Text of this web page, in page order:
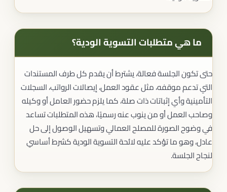
ما هي متطلبات التسوية الودية؟
حتى تكون الجلسة فعالة، يشترط أن يقدم كل طرف المستندات
التي تدعم موقفه، مثل عقود العمل، إيصالات الرواتب، السجلات
التأمينية وأي إثباتات ذات صلة، كما يلزم حضور العامل أو وكيله
وصاحب العمل أو من ينوب عنه رسميًا، هذه المتطلبات تساعد
في وضوح الصورة للمصلح العمالي وتسهيل الوصول إلى حل
عادل، وهو ما تؤكد عليه لائحة التسوية الودية كشرط أساسي
لنجاح الجلسة.